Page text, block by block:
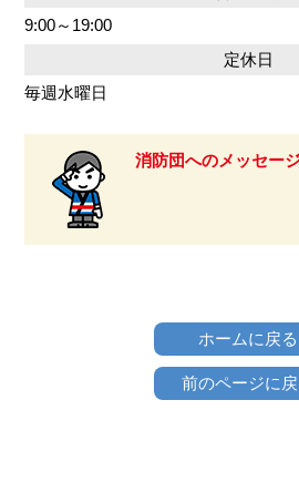
9:00～19:00
定休日
毎週水曜日
消防団へのメッセー
ホームに戻る
前のページに